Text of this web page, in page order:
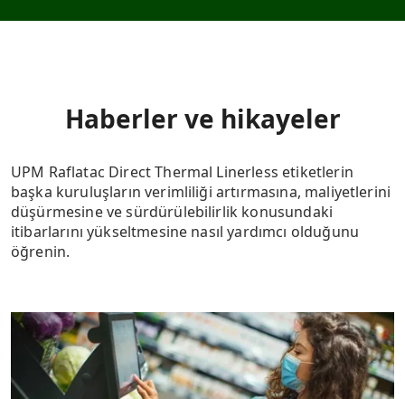
Haberler ve hikayeler
UPM Raflatac Direct Thermal Linerless etiketlerin
başka kuruluşların verimliliği artırmasına, maliyetlerini
düşürmesine ve sürdürülebilirlik konusundaki
itibarlarını yükseltmesine nasıl yardımcı olduğunu
öğrenin.